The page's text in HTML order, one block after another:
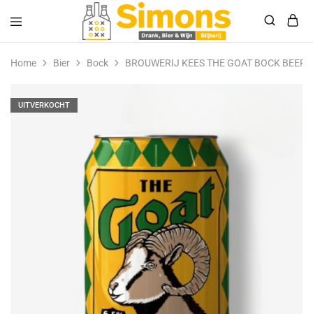
Simonsdrank.nl
Drank,
Bier
&
Home Bier Bock BROUWERIJ KEES THE GOAT BOCK BEER
UITVERKOCHT